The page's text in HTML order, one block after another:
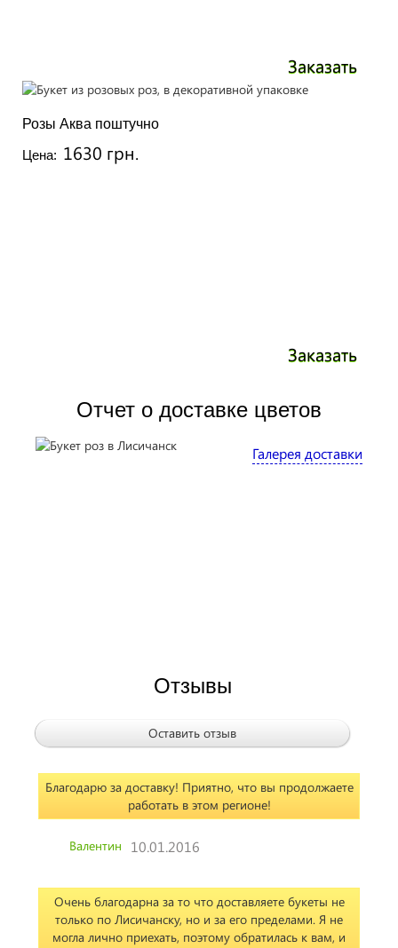
Заказать
Розы Аква поштучно
Цена: 1630 грн.
Заказать
Отчет о доставке цветов
Галерея доставки
Отзывы
Оставить отзыв
Благодарю за доставку! Приятно, что вы продолжаете
работать в этом регионе!
Валентин 10.01.2016
Очень благодарна за то что доставляете букеты не
только по Лисичанску, но и за его пределами. Я не
могла лично приехать, поэтому обратилась к вам, и